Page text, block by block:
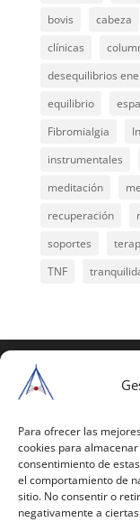
Para ofrecer las
cookies para
consentimiento de
el comportamiento de
sitio. No consentir o
negativamente a
bovis
cabeza
clínicas
desequilibrios
equilibrio
Fibromialgia
instrumentales
meditación
recuperación
soportes
TNF
estas
Todos los
Web